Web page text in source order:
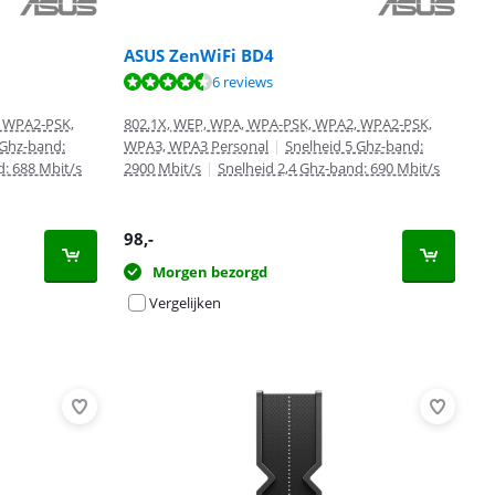
PSK,
band:
688 Mbit/s
ASUS ZenWiFi BD4
6 reviews
802.1X, WEP, WPA, WPA-PSK, WPA2, WPA2-PSK,
WPA3, WPA3 Personal | Snelheid 5 Ghz-band:
2900 Mbit/s | Snelheid 2,4 Ghz-band: 690 Mbit/s
98,-
Morgen bezorgd
Vergelijken